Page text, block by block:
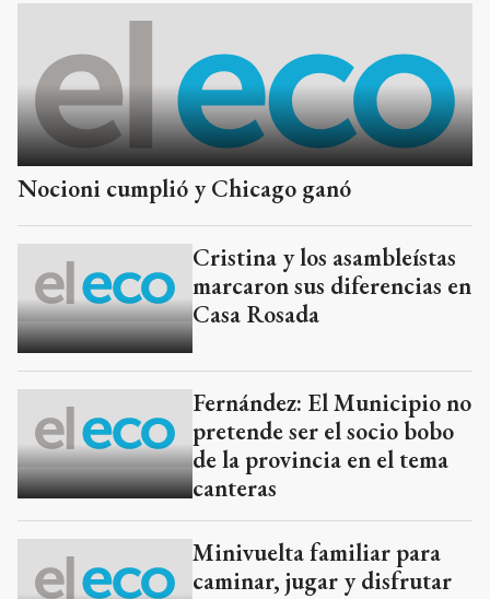
Nocioni cumplió y Chicago ganó
Cristina y los asambleístas
marcaron sus diferencias en
Casa Rosada
Fernández: El Municipio no
pretende ser el socio bobo
de la provincia en el tema
canteras
Minivuelta familiar para
caminar, jugar y disfrutar